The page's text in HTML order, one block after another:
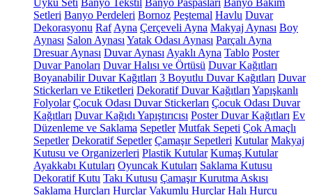
Uyku Seti Banyo Tekstil Banyo Paspasları Banyo Bakım
Setleri Banyo Perdeleri Bornoz Peştemal Havlu Duvar
Dekorasyonu Raf Ayna Çerçeveli Ayna Makyaj Aynası Boy
Aynası Salon Aynası Yatak Odası Aynası Parçalı Ayna
Dresuar Aynası Duvar Aynası Ayaklı Ayna Tablo Poster
Duvar Panoları Duvar Halısı ve Örtüsü Duvar Kağıtları
Boyanabilir Duvar Kağıtları 3 Boyutlu Duvar Kağıtları Duvar
Stickerları ve Etiketleri Dekoratif Duvar Kağıtları Yapışkanlı
Folyolar Çocuk Odası Duvar Stickerları Çocuk Odası Duvar
Kağıtları Duvar Kağıdı Yapıştırıcısı Poster Duvar Kağıtları Ev
Düzenleme ve Saklama Sepetler Mutfak Sepeti Çok Amaçlı
Sepetler Dekoratif Sepetler Çamaşır Sepetleri Kutular Makyaj
Kutusu ve Organizerleri Plastik Kutular Kumaş Kutular
Ayakkabı Kutuları Oyuncak Kutuları Saklama Kutusu
Dekoratif Kutu Takı Kutusu Çamaşır Kurutma Askısı
Saklama Hurçları Hurçlar Vakumlu Hurçlar Halı Hurcu